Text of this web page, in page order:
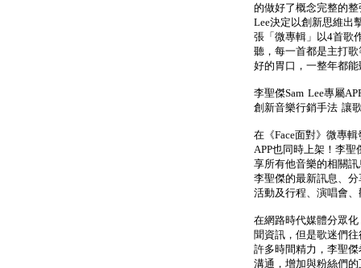
的做好了概念完整的
Lee決定以創新思維出
張「微專輯」以4首歌
聽，每一首都是主打
好的胃口，一整年都
李聖傑Sam Lee專屬
創新音樂行銷手法 讓
在《Face面對》微專
APP也同時上架！李聖
享所有他音樂的相關訊
李聖傑的最新訊息、
活動及行程、演唱會
在網路時代媒體分眾
聞資訊，但是歌迷們
許多時間精力，李聖傑
溝通，增加與粉絲們